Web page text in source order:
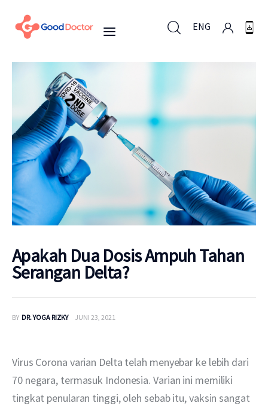
ENG
Untuk Bisnis
Untuk Anda
Mengapa Good Doctor
Berita
Layanan
Apakah Dua Dosis Ampuh Tahan
Serangan Delta?
BY DR. YOGA RIZKY JUNI 23, 2021
Virus Corona varian Delta telah menyebar ke lebih dari
70 negara, termasuk Indonesia. Varian ini memiliki
tingkat penularan tinggi, oleh sebab itu, vaksin sangat